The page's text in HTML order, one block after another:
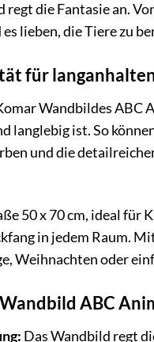
regt die Fantasie an.
lieben, die Tiere zu
für
Wandbildes ABC
langlebig ist. So
und die
50 x 70 cm, ideal für
in jedem Raum.
Weihnachten oder
ABC
Das Wandbild regt